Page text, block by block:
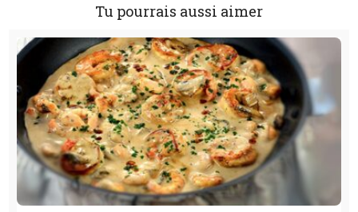
Tu pourrais aussi aimer